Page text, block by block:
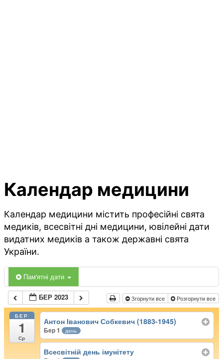
Календар медицини
Календар медицини містить професійні свята
медиків, всесвітні дні медицини, ювілейні дати
видатних медиків а також державні свята
України.
Пам'ятні дати
БЕР 2023 Згорнути все Розгорнути все
БЕР
1
Ср
Антон Іванович Собкевич (1883-1945)
Бер 1 день
Всесвітній день імунітету